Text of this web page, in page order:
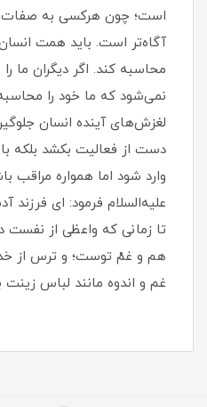
است؛ چون هرکسی به صفات
آگاه‌تر است. باید همت
محاسبه کند. اگر دیگران ما
نمی‌شود که ما خود را
لغزش‌های آینده انسان
دست از فعالیت بکشد بلکه
وارد شود اما همواره مراقب
علیه‌السلام فرمود: ای
تا زمانی که واعظی از نفست
هم و غمْ توست؛ و ترس از
غم و اندوه مانند لباس زینت